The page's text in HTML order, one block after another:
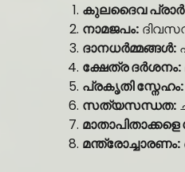
കുലദൈവ
നാമജപം:
ദാനധർമ്മങ്ങൾ:
ക്ഷേത്ര ദർശനം:
പ്രകൃതി സ്നേഹം:
സത്യസന്ധത:
മന്ത്രോച്ചാരണം: